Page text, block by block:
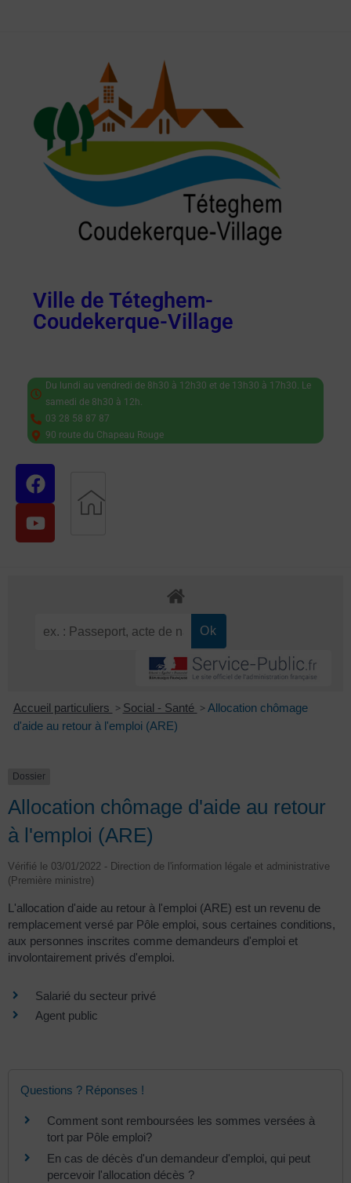
Ville de Téteghem-
Coudekerque-Village
Du lundi au vendredi de 8h30 à 12h30 et de 13h30 à 17h30. Le
samedi de 8h30 à 12h.
03 28 58 87 87
90 route du Chapeau Rouge
Accueil particuliers > Social - Santé > Allocation chômage
d'aide au retour à l'emploi (ARE)
Dossier
Allocation chômage d'aide au retour
à l'emploi (ARE)
Vérifié le 03/01/2022 - Direction de l'information légale et administrative
(Première ministre)
L'allocation d'aide au retour à l'emploi (ARE) est un revenu de
remplacement versé par Pôle emploi, sous certaines conditions,
aux personnes inscrites comme demandeurs d'emploi et
involontairement privés d'emploi.
Salarié du secteur privé
Agent public
Questions ? Réponses !
Comment sont remboursées les sommes versées à
tort par Pôle emploi?
En cas de décès d'un demandeur d'emploi, qui peut
percevoir l'allocation décès ?